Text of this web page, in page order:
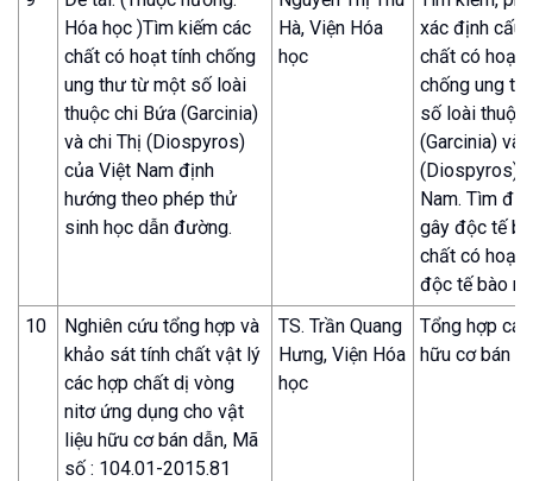
Hóa học )Tìm kiếm các
chất có hoạt tính chống
ung thư từ một số loài
thuộc chi Bứa (Garcinia)
và chi Thị (Diospyros)
của Việt Nam định
hướng theo phép thử
sinh học dẫn đường.
Hà, Viện Hóa
học
xác định cấu
chất có hoạt
chống ung
số loài thuộc
(Garcinia) và
(Diospyros)
Nam. Tìm
gây độc tế
chất có hoạt
độc tế bào
10
Nghiên cứu tổng hợp và
khảo sát tính chất vật lý
các hợp chất dị vòng
nitơ ứng dụng cho vật
liệu hữu cơ bán dẫn, Mã
số : 104.01-2015.81
TS. Trần Quang
Hưng, Viện Hóa
học
Tổng hợp
hữu cơ bán